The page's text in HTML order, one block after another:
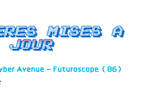
mises a
jour
Avenue – Futuroscope (86)